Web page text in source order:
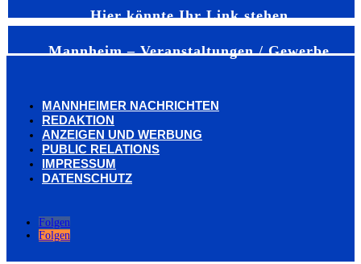
Hier könnte Ihr Link stehen
Mannheim – Veranstaltungen / Gewerbe
MANNHEIMER NACHRICHTEN
REDAKTION
ANZEIGEN UND WERBUNG
PUBLIC RELATIONS
IMPRESSUM
DATENSCHUTZ
Folgen
Folgen